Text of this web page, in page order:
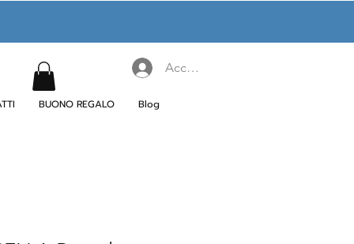
Accedi
BUONO REGALO Blog